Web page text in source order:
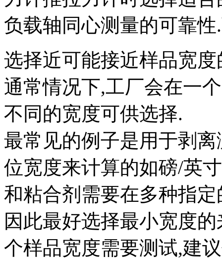
负载轴同心测量的可靠
选择近可能接近样品宽度
通常情况下,工厂会在一
不同的宽度可供选择.
最常见的例子是用于剥
位宽度来计算的如磅/英
和粘合剂需要在多种指
因此最好选择最小宽度
个样品宽度需要测试,建